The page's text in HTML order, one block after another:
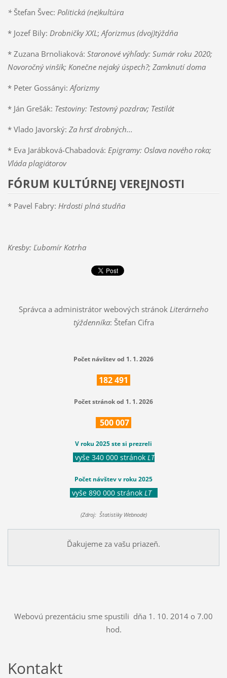
* Štefan Švec: Politická (ne)kultúra
* Jozef Bily: Drobničky XXL;Aforizmus (dvoj)týždňa
* Zuzana Brnoliaková: Staronové výhľady: Sumár roku 2020;
Novoročný vinšík; Konečne nejaký úspech?; Zamknutí doma
* Peter Gossányi:Aforizmy
* Ján Grešák: Testoviny: Testovný pozdrav; Testilát
* Vlado Javorský: Za hrsť drobných...
* Eva Jarábková-Chabadová: Epigramy: Oslava nového roka;
Vláda plagiátorov
FÓRUM KULTÚRNEJ VEREJNOSTI
* Pavel Fabry: Hrdosti plná studňa
Kresby: Ľubomír Kotrha
Správca a administrátor webových stránok Literárneho
týždenníka: Štefan Cifra
Počet návštev od 1. 1. 2026
182491
Počet stránok od 1. 1. 2026
500007
V roku 2025 ste si prezreli
vyše 340 000 stránok LT
Počet návštev v roku 2025
vyše 890 000 stránok LT
(Zdroj: Štatistiky Webnode)
Ďakujeme za vašu priazeň.
Webovú prezentáciu sme spustili dňa 1. 10. 2014 o 7.00
hod.
Kontakt